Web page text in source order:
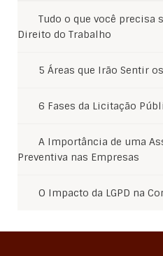
Tudo o que você precisa
Direito do Trabalho
5 Áreas que Irão Sentir
6 Fases da Licitação
A Importância de uma
Preventiva nas Empresas
O Impacto da LGPD na